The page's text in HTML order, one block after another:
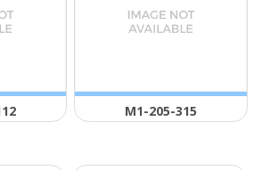
Μ1-205-315